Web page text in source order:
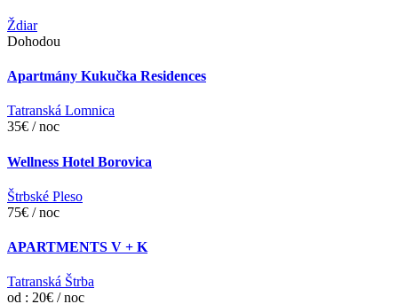
Ždiar
Dohodou
Apartmány Kukučka Residences
Tatranská Lomnica
35€ / noc
Wellness Hotel Borovica
Štrbské Pleso
75€ / noc
APARTMENTS V + K
Tatranská Štrba
od : 20€ / noc